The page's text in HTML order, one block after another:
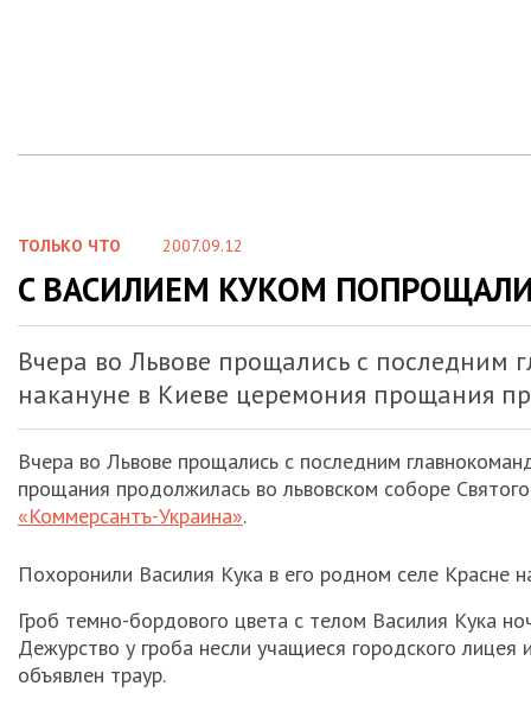
ТОЛЬКО ЧТО 2007.09.12
C ВАСИЛИЕМ КУКОМ
Вчера во Львове прощались с
накануне в Киеве церемония прощания
Вчера во Львове прощались с последним
прощания продолжилась во львовском соборе
«Коммерсантъ-Украина».
Похоронили Василия Кука в его родном селе Красне
Гроб темно-бордового цвета с телом Василия Кука
Дежурство у гроба несли учащиеся городского
объявлен траур.